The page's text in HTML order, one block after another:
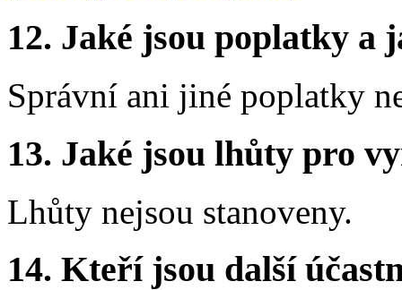
12. Jaké jsou poplatky a
Správní ani jiné poplatky
13. Jaké jsou lhůty pro
Lhůty nejsou stanoveny.
14. Kteří jsou další